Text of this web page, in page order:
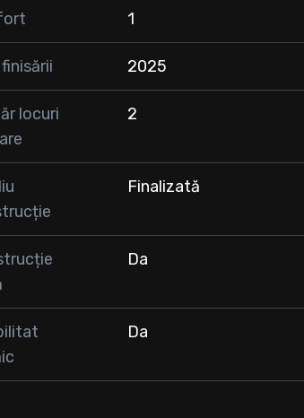
mă contactați în privat.
1
2025
locuri
2
Finalizată
Da
Da